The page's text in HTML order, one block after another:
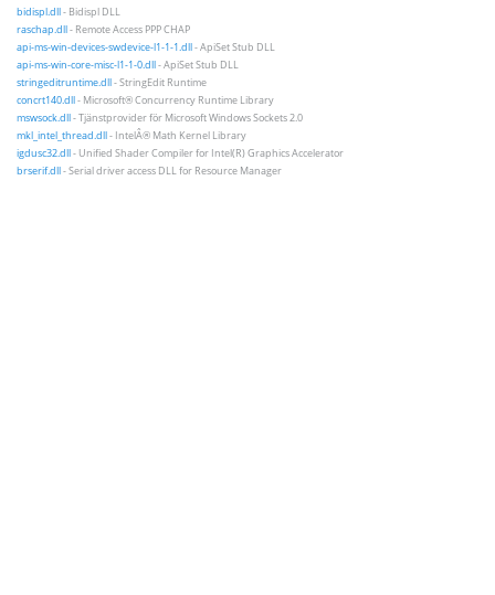
bidispl.dll- Bidispl DLL
raschap.dll- Remote Access PPP CHAP
api-ms-win-devices-swdevice-l1-1-1.dll- ApiSet Stub DLL
api-ms-win-core-misc-l1-1-0.dll- ApiSet Stub DLL
stringeditruntime.dll- StringEdit Runtime
concrt140.dll- Microsoft® Concurrency Runtime Library
mswsock.dll- Tjänstprovider för Microsoft Windows Sockets 2.0
mkl_intel_thread.dll- IntelÂ® Math Kernel Library
igdusc32.dll- Unified Shader Compiler for Intel(R) Graphics Accelerator
brserif.dll- Serial driver access DLL for Resource Manager